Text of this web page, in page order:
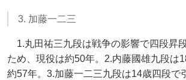
3. 加藤一二三
1.丸田祐三九段は戦争の影響で四段昇
ため、現役は約50年。2.内藤國雄九段は
約57年。3.加藤一二三九段は14歳四段で